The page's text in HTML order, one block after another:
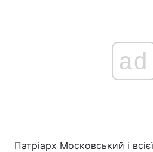
ad
Патріарх Московський і